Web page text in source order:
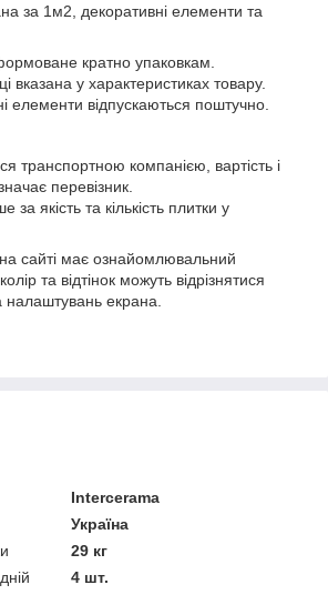
за 1м2, декоративні елементи та
кратно упаковкам.
вказана у характеристиках товару.
елементи відпускаються поштучно.
транспортною компанією, вартість і
перевізник.
якість та кількість плитки у
сайті має ознайомлювальний
та відтінок можуть відрізнятися
налаштувань екрана.
Intercerama
Україна
29 кг
4 шт.